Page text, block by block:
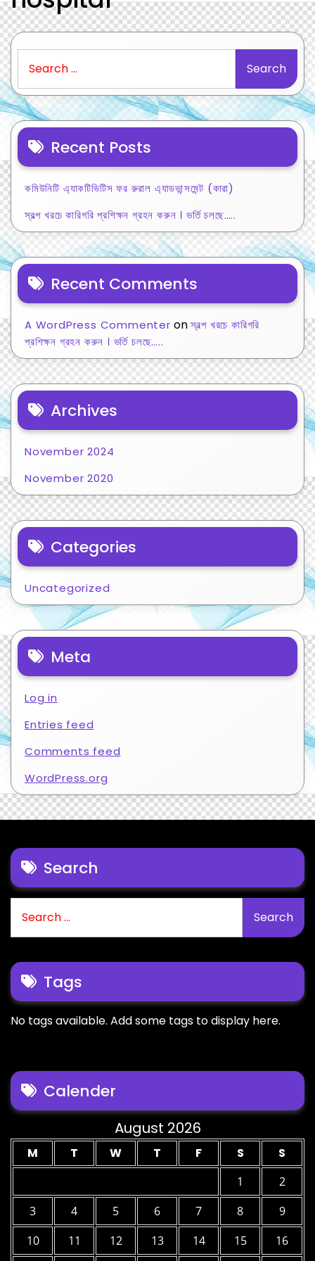
for:
Recent Posts
কমিউনিটি এ্যাকটিভিটিস ফর রুরাল এ্যাডভান্সমেন্ট (কারা)
স্বল্প খরচে কারিগরি প্রশিক্ষন গ্রহন করুন । ভর্তি চলছে…..
Recent Comments
A WordPress Commenter onস্বল্প খরচে কারিগরি
প্রশিক্ষন গ্রহন করুন । ভর্তি চলছে…..
Archives
November 2024
November 2020
Categories
Uncategorized
Meta
Log in
Entries feed
Comments feed
WordPress.org
Search
for:
Tags
No tags available. Add some tags to display here.
Calender
August 2026
M T W T F S S
1
2
3
4 5 6 7 8
9
10
11 12 13 14 15 16